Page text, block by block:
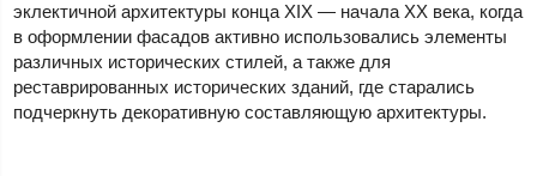
эклектичной архитектуры конца XIX — начала XX века, когда
в оформлении фасадов активно использовались элементы
различных исторических стилей, а также для
реставрированных исторических зданий, где старались
подчеркнуть декоративную составляющую архитектуры.